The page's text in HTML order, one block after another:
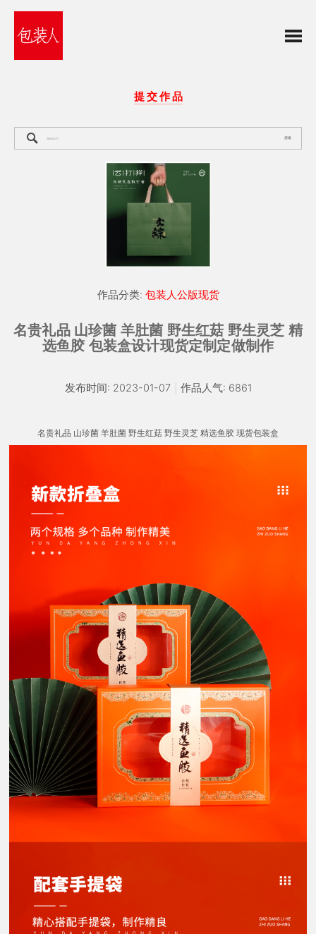
提 交 作 品
搜索
作品分类: 包装人公版现货
名贵礼品 山珍菌 羊肚菌 野生红菇 野生灵芝 精
选鱼胶 包装盒设计现货定制定做制作
发布时间: 2023-01-07 作品人气: 6861
名贵礼品 山珍菌 羊肚菌 野生红菇 野生灵芝 精选鱼胶 现货包装盒